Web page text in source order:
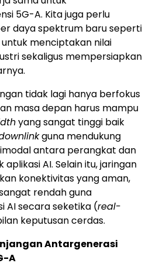
5G-A. Kita juga perlu
daya spektrum baru seperti
untuk menciptakan nilai
sekaligus mempersiapkan
tidak lagi hanya berfokus
masa depan harus mampu
yang sangat tinggi baik
guna mendukung
antara perangkat dan
AI. Selain itu, jaringan
konektivitas yang aman,
rendah guna
AI secara seketika (real-
keputusan cerdas.
Antargenerasi
A